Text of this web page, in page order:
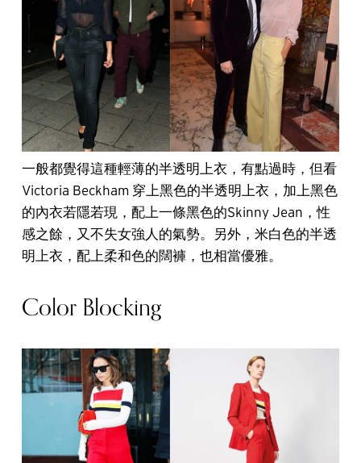
一般都覺得這種輕薄的半透明上衣，有點過時，但看
Victoria Beckham 穿上黑色的半透明上衣，加上黑色
的內衣若隱若現，配上一條黑色的Skinny Jean，性
感之餘，又不失女強人的氣勢。另外，米白色的半透
明上衣，配上柔和色的闊褲，也相當優雅。
Color Blocking